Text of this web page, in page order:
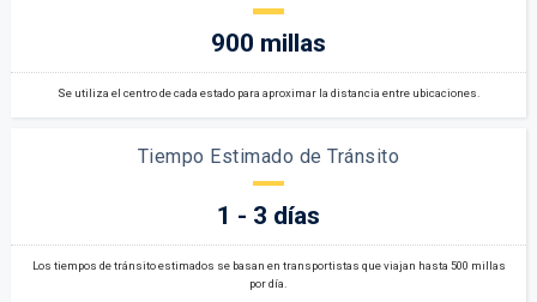
900 millas
Se utiliza el centro de cada estado para aproximar la distancia entre ubicaciones.
Tiempo Estimado de Tránsito
1 - 3 días
Los tiempos de tránsito estimados se basan en transportistas que viajan hasta 500 millas
por día.